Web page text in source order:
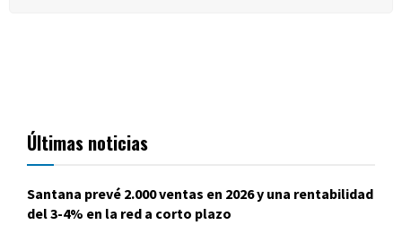
Últimas noticias
Santana prevé 2.000 ventas en 2026 y una rentabilidad
del 3-4% en la red a corto plazo